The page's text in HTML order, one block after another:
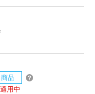
品
用中